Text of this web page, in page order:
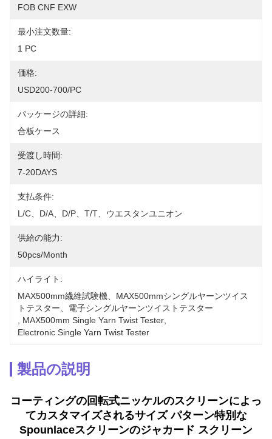
FOB CNF EXW
最小注文数量:
1 PC
価格:
USD200-700/PC
パッケージの詳細:
合板ケース
受渡し時間:
7-20DAYS
支払条件:
L/C、D/A、D/P、T/T、ウエスタンユニオン
供給の能力:
50pcs/month
ハイライト:
MAX500mm繊維試験機、MAX500mmシングルヤーンツイス
トテスター、電子シングルヤーンツイストテスター
MAX500mm Single Yarn Twist Tester
Electronic Single Yarn Twist Tester
製品の説明
コーティングの回転式ニッケルのスクリーンによっ
てカスタマイズされるサイズ パターン特別な
Spounlaceスクリーンのジャカード スクリーン